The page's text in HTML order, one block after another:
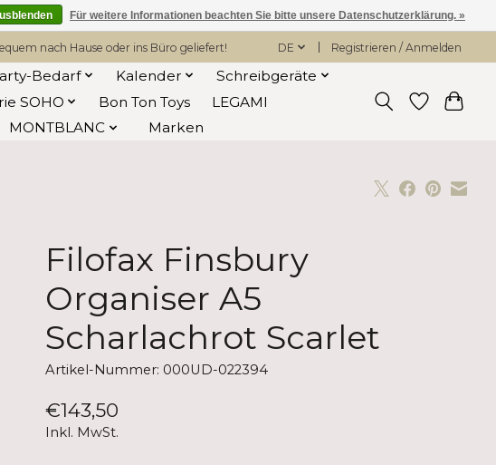
nach Hause oder ins Büro geliefert! DE Registrieren / Anmelden
Bedarf Kalender
Schreibgeräte
SOHO Bon Ton Toys
LEGAMI
MONTBLANC Marken
Filofax Finsbury
Organiser A5
Scharlachrot Scarlet
Artikel-Nummer: 000UD-022394
€143,50
Inkl. MwSt.
Für weitere Informationen beachten Sie bitte unsere Datenschutzerklärung. »